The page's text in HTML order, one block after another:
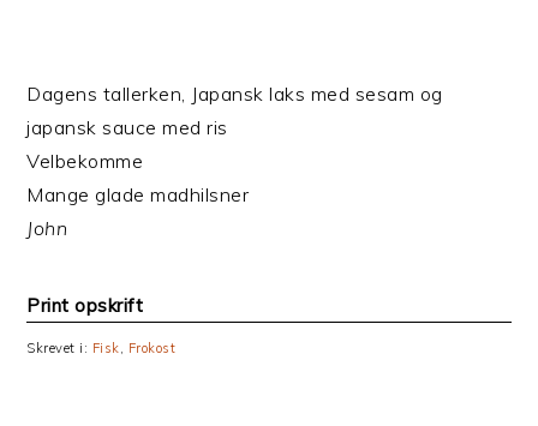
Dagens tallerken, Japansk laks med sesam og
japansk sauce med ris
Velbekomme
Mange glade madhilsner
John
Print opskrift
Skrevet i: Fisk, Frokost